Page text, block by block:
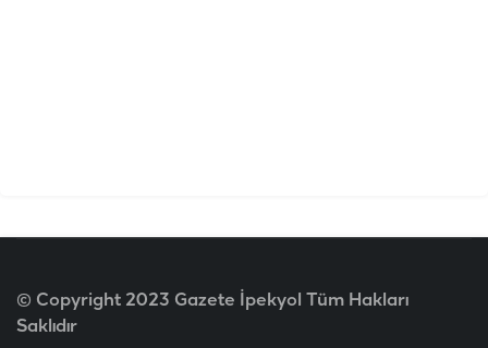
© Copyright 2023 Gazete İpekyol Tüm Hakları
Saklıdır